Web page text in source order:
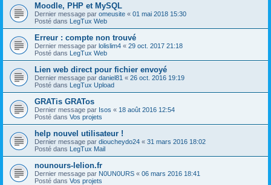
Moodle, PHP et MySQL
Dernier message par omeusite « 01 mai 2018 15:30
Posté dans LegTux Web
Erreur : compte non trouvé
Dernier message par lolislim4 « 29 oct. 2017 21:18
Posté dans LegTux Web
Lien web direct pour fichier envoyé
Dernier message par daniel81 « 26 oct. 2016 19:19
Posté dans LegTux Upload
GRATis GRATos
Dernier message par Isos « 18 août 2016 12:54
Posté dans Vos projets
help nouvel utilisateur !
Dernier message par dioucheydo24 « 31 mars 2016 18:02
Posté dans LegTux Mail
nounours-lelion.fr
Dernier message par N0UN0URS « 06 mars 2016 18:41
Posté dans Vos projets